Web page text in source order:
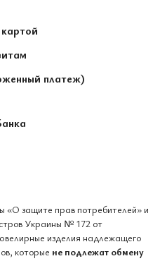
платеж)
«О защите прав потребителей» и
Украины № 172 от
изделия надлежащего
которые не подлежат обмену